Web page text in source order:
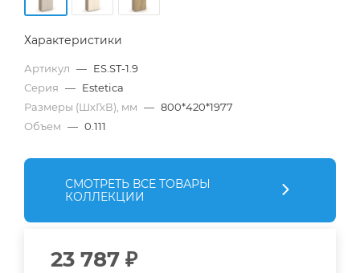
Характеристики
Артикул — ES.ST-1.9
Серия — Estetica
Размеры (ШхГхВ), мм — 800*420*1977
Объем — 0.111
СМОТРЕТЬ ВСЕ ТОВАРЫ
КОЛЛЕКЦИИ
23 787 ₽